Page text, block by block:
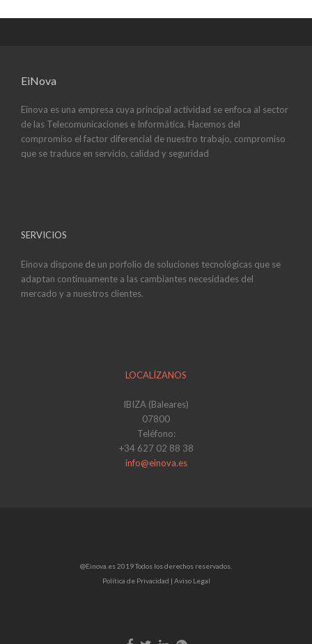
EiNova
Einova es una empresa cuya principal actividad se enfoca al sector
de las Telecomunicaciones e Informática. Hacemos del
compromiso el factor diferencial de nuestro trabajo, compromiso
que se traduce en servicio, calidad y seguridad
SERVICIOS
Einova dispone de un porfolio de soluciones tecnológicas que se
adaptan continuamente a las cambiantes necesidades del
mercado y a nuestros clientes.
LOCALÍZANOS
IBIZA (Baleares)
07800
Teléfono:
+34 627 02 88 38
info@einova.es
@Einova.es 2019 Todos los derechos reservados.
Política de Privacidad | Aviso Legal